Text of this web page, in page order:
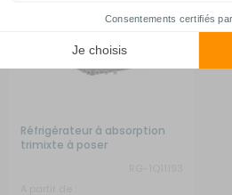
Réfrigérateur à absorption
trimixte à poser